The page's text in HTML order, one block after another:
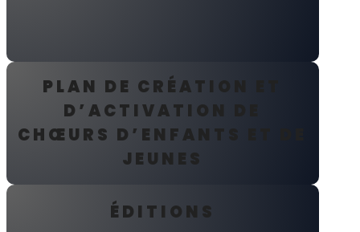
PLAN DE CRÉATION ET
D’ACTIVATION DE
CHŒURS D’ENFANTS ET DE
JEUNES
ÉDITIONS